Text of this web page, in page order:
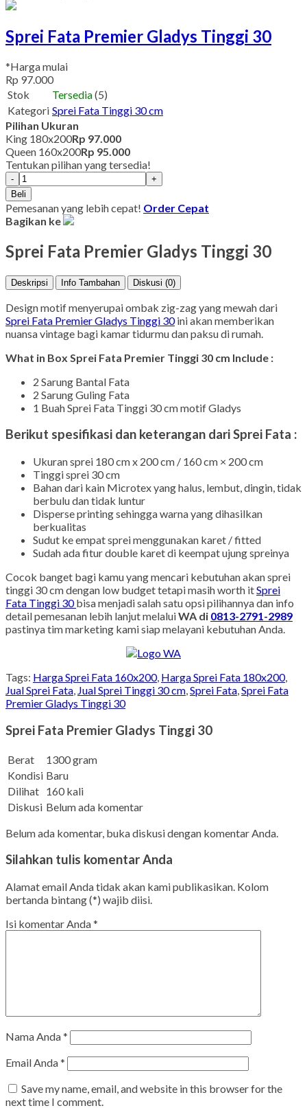
Sprei Fata Premier Gladys Tinggi 30
*Harga mulai
Rp 97.000
Stok
Tersedia(5)
Kategori Sprei Fata Tinggi 30 cm
Pilihan Ukuran
King 180x200Rp 97.000
Queen 160x200Rp 95.000
Tentukan pilihan yang tersedia!
-
+
Beli
Pemesanan yang lebih cepat! Order Cepat
Bagikan ke
Sprei Fata Premier Gladys Tinggi 30
Deskripsi Info Tambahan Diskusi (0)
Design motif menyerupai ombak zig-zag yang mewah dari
Sprei Fata Premier Gladys Tinggi 30ini akan memberikan
nuansa vintage bagi kamar tidurmu dan paksu di rumah.
What in Box Sprei Fata Premier Tinggi 30 cm Include :
2 Sarung Bantal Fata
2 Sarung Guling Fata
1 Buah Sprei Fata Tinggi 30 cm motif Gladys
Berikut spesifikasi dan keterangan dari Sprei Fata :
Ukuran sprei 180 cm x 200 cm / 160 cm × 200 cm
Tinggi sprei 30 cm
Bahan dari kain Microtex yang halus, lembut, dingin, tidak
berbulu dan tidak luntur
Disperse printing sehingga warna yang dihasilkan
berkualitas
Sudut ke empat sprei menggunakan karet / fitted
Sudah ada fitur double karet di keempat ujung spreinya
Cocok banget bagi kamu yang mencari kebutuhan akan sprei
tinggi 30 cm dengan low budget tetapi masih worth itSprei
Fata Tinggi 30bisa menjadi salah satu opsi pilihannya dan info
detail pemesanan lebih lanjut melaluiWA di 0813-2791-2989
pastinya tim marketing kami siap melayani kebutuhan Anda.
Tags: Harga Sprei Fata 160x200, Harga Sprei Fata 180x200,
Jual Sprei Fata, Jual Sprei Tinggi 30 cm,Sprei Fata,Sprei Fata
Premier Gladys Tinggi 30
Sprei Fata Premier Gladys Tinggi 30
Berat
1300 gram
Kondisi Baru
Dilihat 160 kali
Diskusi Belum ada komentar
Belum ada komentar, buka diskusi dengan komentar Anda.
Silahkan tulis komentar Anda
Alamat email Anda tidak akan kami publikasikan. Kolom
bertanda bintang (*) wajib diisi.
Isi komentar Anda*
Nama Anda*
Email Anda*
Save my name, email, and website in this browser for the
next time I comment.